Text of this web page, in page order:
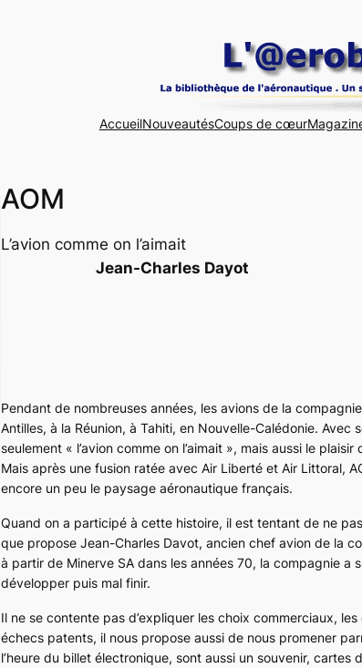
AccueilNouveautésCoups de cœur
AOM
L’avion comme on l’aimait
Jean-Charles Dayot
Pendant de nombreuses années, les avions de la
Antilles, à la Réunion, à Tahiti, en Nouvelle-Calédonie. Avec
seulement « l’avion comme on l’aimait », mais aussi le
Mais après une fusion ratée avec Air Liberté et Air Littoral,
encore un peu le paysage aéronautique français.
Quand on a participé à cette histoire, il est tentant de ne
que propose Jean-Charles Davot, ancien chef avion de la
à partir de Minerve SA dans les années 70, la compagnie a
développer puis mal finir.
Il ne se contente pas d’expliquer les choix commerciaux,
échecs patents, il nous propose aussi de nous promener
l’heure du billet électronique, sont aussi un souvenir,